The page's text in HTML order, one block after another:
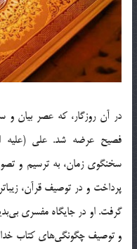
در آن‌ روزگار، كه‌ عصر بيان‌ و
فصيح‌ عرضه‌ شد. علي‌ (علیه
سخنگوي‌ زمان‌، به‌ ترسيم‌ و
پرداخت‌ و در توصيف‌ قرآن‌،
گرفت‌. او در جايگاه‌ مفسري‌
و توصيف‌ چگونگي‌هاي‌ كتاب‌ خدا